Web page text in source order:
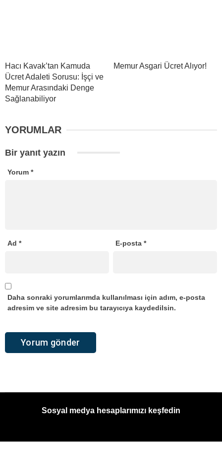
Hacı Kavak’tan Kamuda
Ücret Adaleti Sorusu: İşçi ve
Memur Arasındaki Denge
Sağlanabiliyor
Memur Asgari Ücret Alıyor!
YORUMLAR
Bir yanıt yazın
Yorum *
Ad * E-posta*
Daha sonraki yorumlarımda kullanılması için adım, e-posta
adresim ve site adresim bu tarayıcıya kaydedilsin.
Sosyal medya hesaplarımızı keşfedin